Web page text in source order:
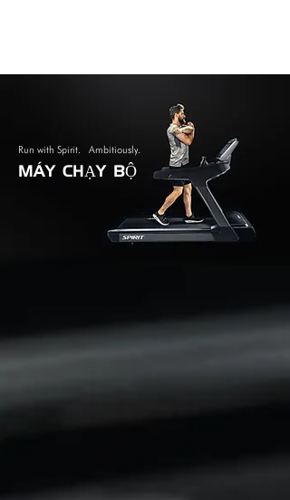
Run with Spirit. Ambitiously.
MÁY CHẠY BỘ